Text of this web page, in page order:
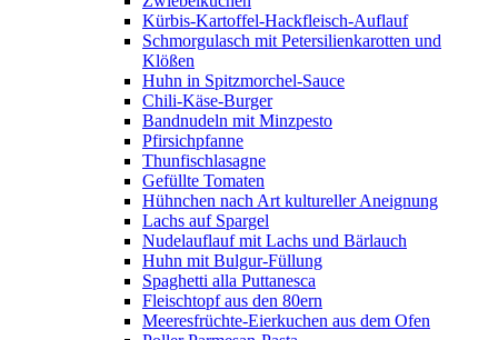
Kürbis-Kartoffel-Hackfleisch-Auflauf
Schmorgulasch mit Petersilienkarotten und
Klößen
Huhn in Spitzmorchel-Sauce
Chili-Käse-Burger
Bandnudeln mit Minzpesto
Pfirsichpfanne
Thunfischlasagne
Gefüllte Tomaten
Hühnchen nach Art kultureller Aneignung
Lachs auf Spargel
Nudelauflauf mit Lachs und Bärlauch
Huhn mit Bulgur-Füllung
Spaghetti alla Puttanesca
Fleischtopf aus den 80ern
Meeresfrüchte-Eierkuchen aus dem Ofen